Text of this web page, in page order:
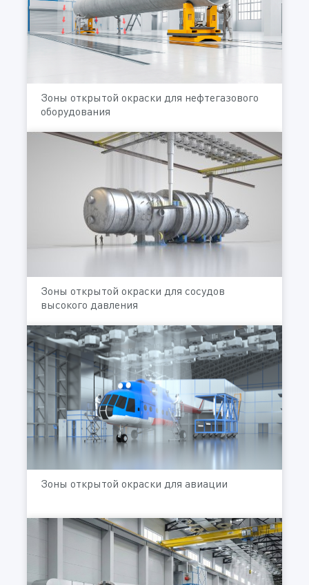
Зоны открытой окраски для нефтегазового
оборудования
Зоны открытой окраски для сосудов
высокого давления
Зоны открытой окраски для авиации